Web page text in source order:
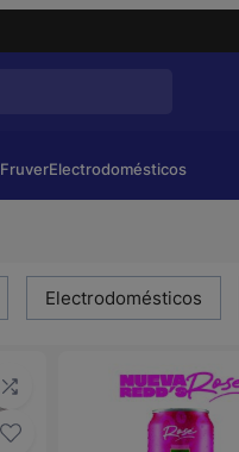
FruverElectrodomésticos
Electrodomésticos